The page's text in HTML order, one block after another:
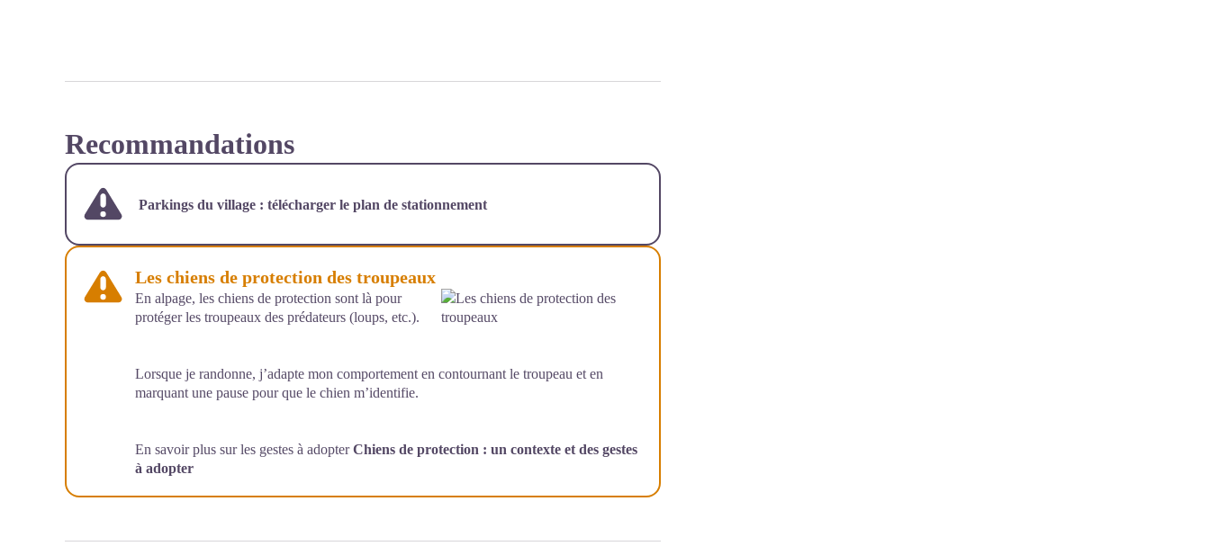
Recommandations
Parkings du village : télécharger le plan de stationnement
Les chiens de protection des troupeaux
En alpage, les chiens de protection sont là pour
protéger les troupeaux des prédateurs (loups, etc.).
Lorsque je randonne, j’adapte mon comportement en contournant le troupeau et en
marquant une pause pour que le chien m’identifie.
En savoir plus sur les gestes à adopterChiens de protection : un contexte et des gestes
à adopter